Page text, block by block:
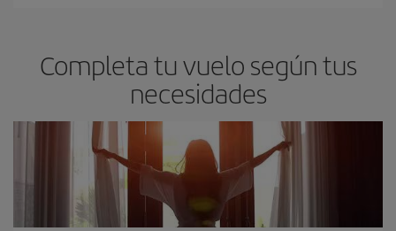
Completa tu vuelo según tus
necesidades